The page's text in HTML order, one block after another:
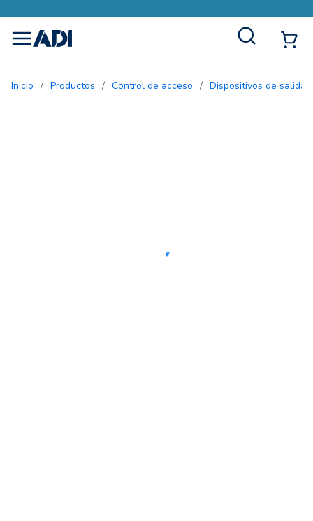
menu
Inicio / Productos / Control de acceso / Dispositivos de salida